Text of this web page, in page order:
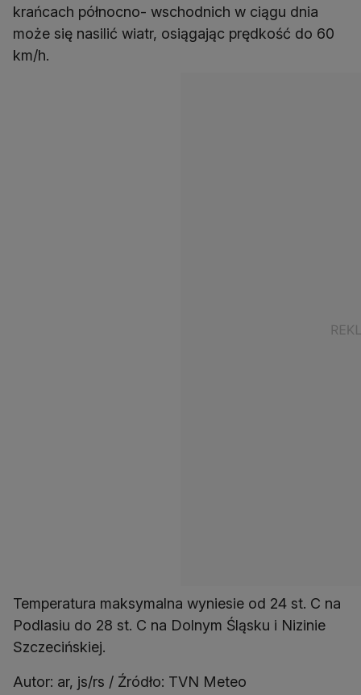
krańcach północno- wschodnich w ciągu dnia
może się nasilić wiatr, osiągając prędkość do 60
km/h.
Temperatura maksymalna wyniesie od 24 st. C na
Podlasiu do 28 st. C na Dolnym Śląsku i Nizinie
Szczecińskiej.
Autor: ar, js/rs / Źródło: TVN Meteo